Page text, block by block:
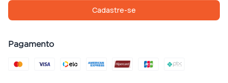
Cadastre-se
Pagamento